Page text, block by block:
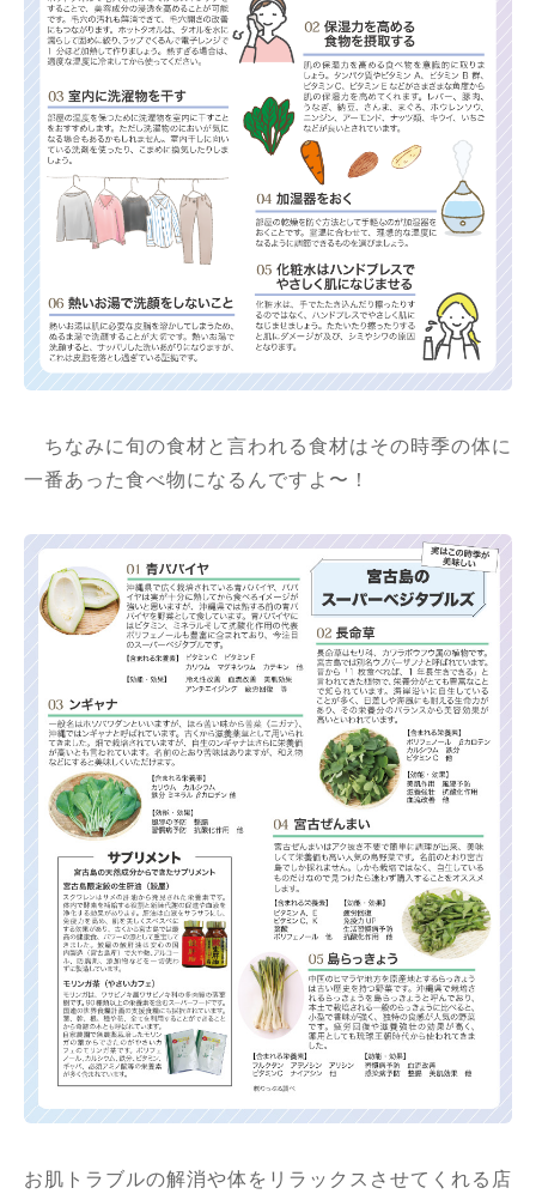
ちなみに旬の食材と言われる食材はその時季の体に
一番あった食べ物になるんですよ〜！
お肌トラブルの解消や体をリラックスさせてくれる店